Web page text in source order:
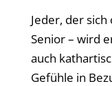
Jeder, der
Senior – wird
auch
Gefühle in